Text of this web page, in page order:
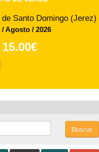
68.00€
Buscar